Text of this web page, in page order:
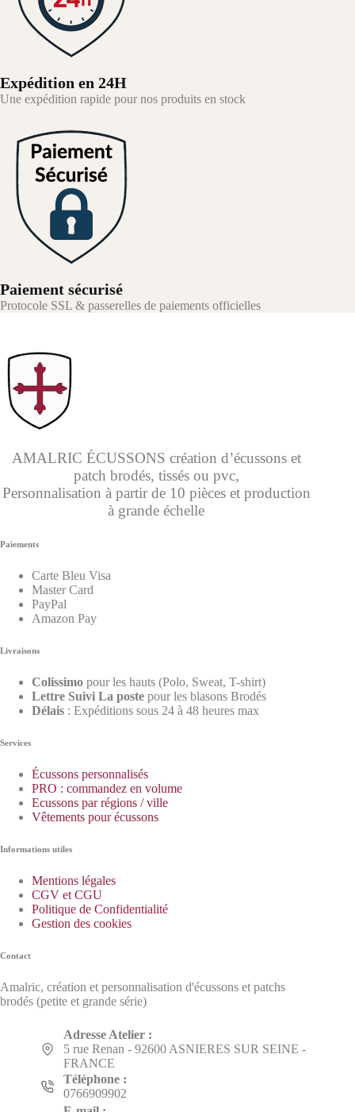
Expédition en 24H
Une expédition rapide pour nos produits en stock
Paiement sécurisé
Protocole SSL & passerelles de paiements officielles
AMALRIC ÉCUSSONS création d’écussons et
patch brodés, tissés ou pvc,
Personnalisation à partir de 10 pièces et production
à grande échelle
Paiements
Carte Bleu Visa
Master Card
PayPal
Amazon Pay
Livraisons
Colissimo pour les hauts (Polo, Sweat, T-shirt)
Lettre Suivi La poste pour les blasons Brodés
Délais : Expéditions sous 24 à 48 heures max
Services
Écussons personnalisés
PRO : commandez en volume
Ecussons par régions / ville
Vêtements pour écussons
Informations utiles
Mentions légales
CGV et CGU
Politique de Confidentialité
Gestion des cookies
Contact
Amalric, création et personnalisation d'écussons et patchs
brodés (petite et grande série)
Adresse Atelier :
5 rue Renan - 92600 ASNIERES SUR SEINE -
FRANCE
Téléphone :
0766909902